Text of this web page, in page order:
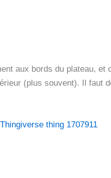
aux bords du plateau, et
(plus souvent). Il faut
thing 1707911